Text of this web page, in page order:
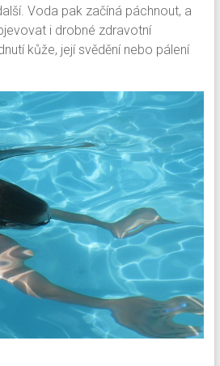
Voda pak začíná páchnout, a
i drobné zdravotní
kůže, její svědění nebo pálení